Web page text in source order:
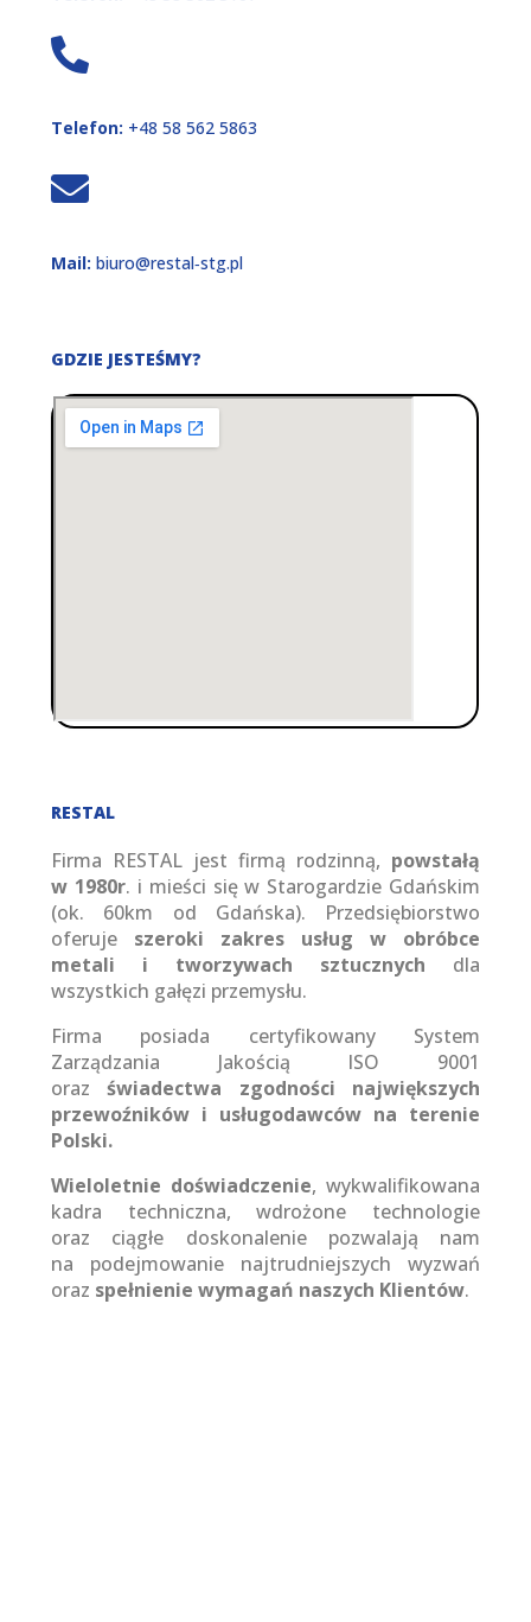
Telefon: +48 58 562 5863
Mail: biuro@restal‑stg.pl
GDZIE JESTEŚMY?
RESTAL
Firma RESTAL jest firmą rodzinną, powstałą
w 1980r. i mieści się w Starogardzie Gdańskim
(ok. 60km od Gdańska). Przedsiębiorstwo
oferuje szeroki zakres usług w obróbce
metali i tworzywach sztucznych dla
wszystkich gałęzi przemysłu.
Firma posiada certyfikowany System
Zarządzania Jakością ISO 9001
orazświadectwa zgodności największych
przewoźników i usługodawców na terenie
Polski.
Wieloletnie doświadczenie, wykwalifikowana
kadra techniczna, wdrożone technologie
oraz ciągłe doskonalenie pozwalają nam
na podejmowanie najtrudniejszych wyzwań
oraz spełnienie wymagań naszych Klientów.